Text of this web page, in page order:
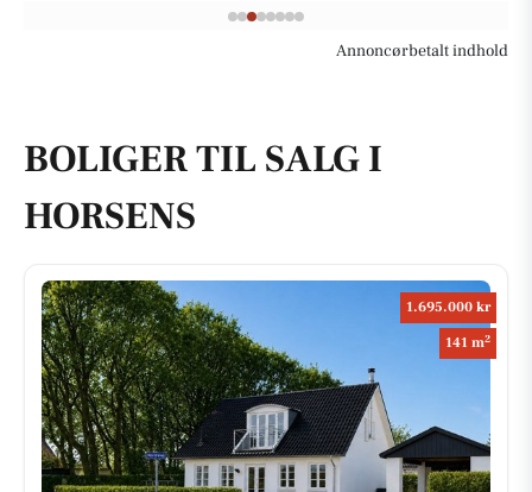
Annoncørbetalt indhold
BOLIGER TIL SALG I
HORSENS
1.695.000 kr
141 m2